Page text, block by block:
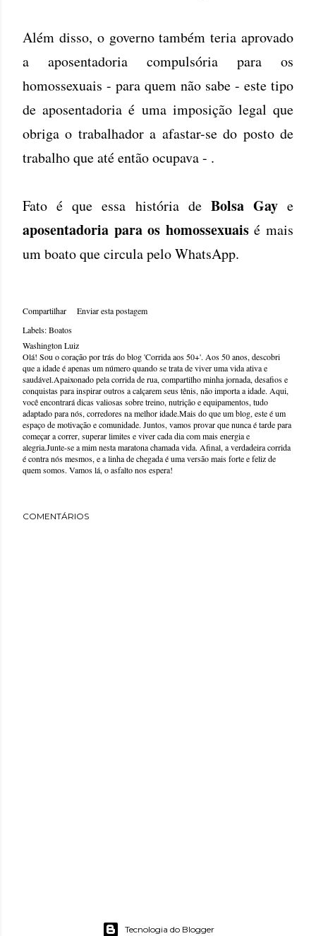
Além disso, o governo também teria aprovado
a aposentadoria compulsória para os
homossexuais - para quem não sabe - este tipo
de aposentadoria é uma imposição legal que
obriga o trabalhador a afastar-se do posto de
trabalho que até então ocupava - .
Fato é que essa história deBolsa Gaye
aposentadoria para os homossexuaisé mais
um boato que circula pelo WhatsApp.
Compartilhar
Enviar esta postagem
Labels:Boatos
Washington Luiz
Olá! Sou o coração por trás do blog 'Corrida aos 50+'. Aos 50 anos, descobri
que a idade é apenas um número quando se trata de viver uma vida ativa e
saudável.Apaixonado pela corrida de rua, compartilho minha jornada, desafios e
conquistas para inspirar outros a calçarem seus tênis, não importa a idade. Aqui,
você encontrará dicas valiosas sobre treino, nutrição e equipamentos, tudo
adaptado para nós, corredores na melhor idade.Mais do que um blog, este é um
espaço de motivação e comunidade. Juntos, vamos provar que nunca é tarde para
começar a correr, superar limites e viver cada dia com mais energia e
alegria.Junte-se a mim nesta maratona chamada vida. Afinal, a verdadeira corrida
é contra nós mesmos, e a linha de chegada é uma versão mais forte e feliz de
quem somos. Vamos lá, o asfalto nos espera!
COMENTÁRIOS
Tecnologia do Blogger